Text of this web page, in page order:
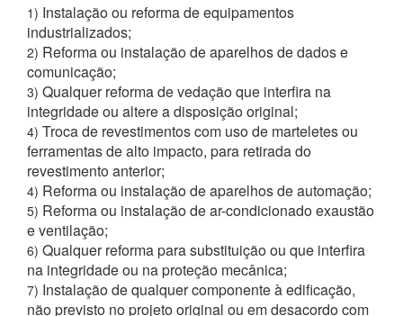
1) Instalação ou reforma de equipamentos
industrializados;
2) Reforma ou instalação de aparelhos de dados e
comunicação;
3) Qualquer reforma de vedação que interfira na
integridade ou altere a disposição original;
4) Troca de revestimentos com uso de marteletes ou
ferramentas de alto impacto, para retirada do
revestimento anterior;
4) Reforma ou instalação de aparelhos de automação;
5) Reforma ou instalação de ar-condicionado exaustão
e ventilação;
6) Qualquer reforma para substituição ou que interfira
na integridade ou na proteção mecânica;
7) Instalação de qualquer componente à edificação,
não previsto no projeto original ou em desacordo com